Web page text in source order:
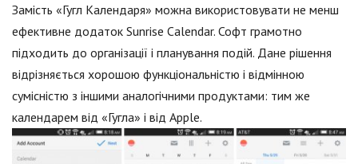
Замість «Гугл Календаря» можна використовувати не менш
ефективне додаток Sunrise Calendar. Софт грамотно
підходить до організації і планування подій. Дане рішення
відрізняється хорошою функціональністю і відмінною
сумісністю з іншими аналогічними продуктами: тим же
календарем від «Гугла» і від Apple.